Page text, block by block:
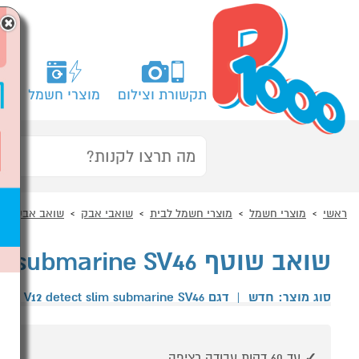
תקשורת וצילום מוצרי חשמל
ראשי מוצרי חשמל מוצרי חשמל לבית שואבי אבק שואב אבק ידני
שואב שוטף Dyson V12 detect slim submarine SV46
סוג מוצר: חדש | דגם V12 detect slim submarine SV46
×